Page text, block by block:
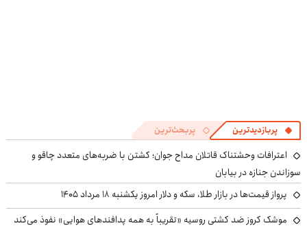
پربازدیدترین پربحث‌ترین
اعترافات وحشتناک قاتلان مداح جوان؛ کشتن با ضربه‌های متعدد چاقو و
سوزاندن جنازه در بیابان
پرواز قیمت‌ها در بازار طلا، سکه و دلار امروز یکشنبه ۱۸ مرداد ۱۴۰۵
موشک کروز ضد کشتی روسیه «تقریباً به همه پدافندهای هوایی» نفوذ می‌کند